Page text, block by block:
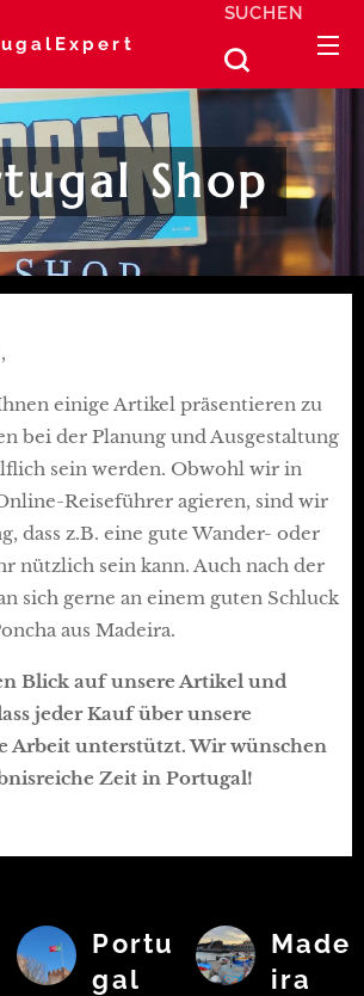
SUCHEN
Shop
einige Artikel präsentieren zu
bei der Planung und Ausgestaltung
sein werden. Obwohl wir in
Reiseführer agieren, sind wir
dass z.B. eine gute Wander- oder
nützlich sein kann. Auch nach der
sich gerne an einem guten Schluck
aus Madeira.
Blick auf unsere Artikel und
jeder Kauf über unsere
Arbeit unterstützt. Wir wünschen
Zeit in Portugal!
Portu
gal
Made
ira